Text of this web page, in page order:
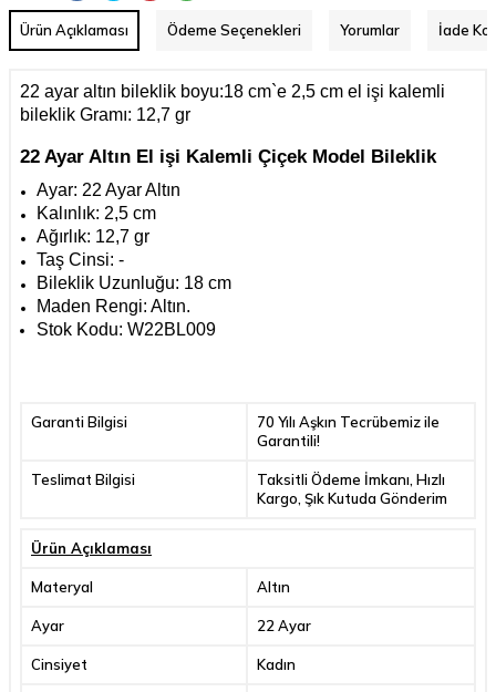
Ürün Açıklaması Ödeme Seçenekleri Yorumlar İade
22 ayar altın bileklik boyu:18 cm`e 2,5 cm el işi kalemli
bileklik Gramı: 12,7 gr
22 Ayar Altın El işi Kalemli Çiçek Model Bileklik
Ayar: 22 Ayar Altın
Kalınlık: 2,5 cm
Ağırlık: 12,7 gr
Taş Cinsi: -
Bileklik Uzunluğu: 18 cm
Maden Rengi: Altın.
Stok Kodu: W22BL009
Garanti Bilgisi
70 Yılı Aşkın Tecrübemiz ile
Garantili!
Teslimat Bilgisi
Taksitli Ödeme İmkanı, Hızlı
Kargo, Şık Kutuda Gönderim
Ürün Açıklaması
Materyal Altın
Ayar 22 Ayar
Cinsiyet Kadın